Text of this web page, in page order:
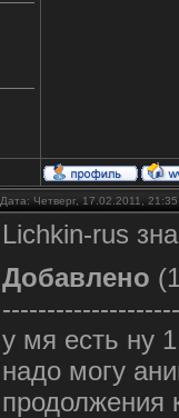
Дата: Четверг, 17.02.2011,
Lichkin-rus
Добавлено
у мя есть ну
надо могу
продолжения